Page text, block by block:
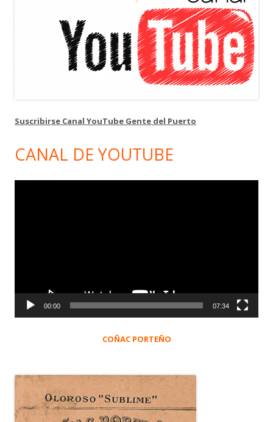
Suscribirse Canal YouTube Gente del Puerto
CANAL DE YOUTUBE
00:00 07:34
COÑAC PORTEÑO